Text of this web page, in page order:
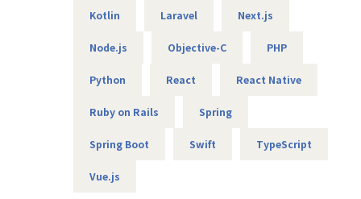
フルスタックエンジニア：
・技術調査及び検討（顧客提案の為）
・基本設計以降の設計業務全般
・実装～テスト
・会社の定める業務
【開発スタイルなど】
Kotlin Laravel Next.js
Node.js Objective-C PHP
Python React React Native
Ruby on Rails Spring
Spring Boot Swift TypeScript
Vue.js